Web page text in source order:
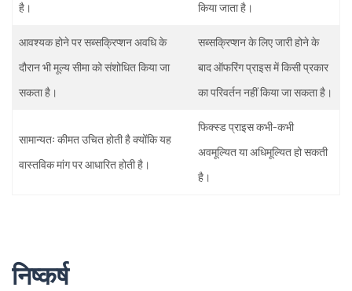
है।
कियाजाताहै।
आवश्यकहोनेपरसब्सक्रिप्शनअवधिके
दौरानभीमूल्यसीमाकोसंशोधितकियाजा
सकताहै।
सब्सक्रिप्शनकेलिएजारीहोनेके
बादऑफरिंगप्राइसमेंकिसीप्रकार
कापरिवर्तननहींकियाजासकताहै।
सामान्यतः कीमतउचितहोतीहैक्योंकियह
वास्तविकमांगपरआधारितहोतीहै।
फिक्स्डप्राइसकभी-कभी
अवमूल्यितयाअधिमूल्यितहोसकती
है।
निष्कर्ष